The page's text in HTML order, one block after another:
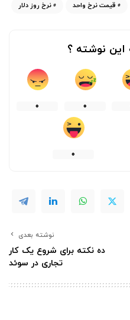
قیمت نرخ واحد نرخ روز دلار
نوشته ؟
0
0
0
نوشته بعدی
ده نکته برای شروع یک کار
تجاری در سوئد